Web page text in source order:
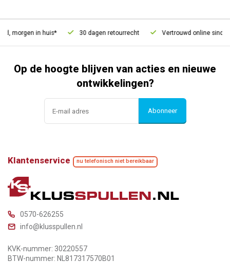
morgen in huis* 30 dagen retourrecht Vertrouwd online sinds
Op de hoogte blijven van acties en nieuwe
ontwikkelingen?
Abonneer
Klantenservice nu telefonisch niet bereikbaar
0570-626255
info@klusspullen.nl
KVK-nummer: 30220557
BTW-nummer: NL817317570B01